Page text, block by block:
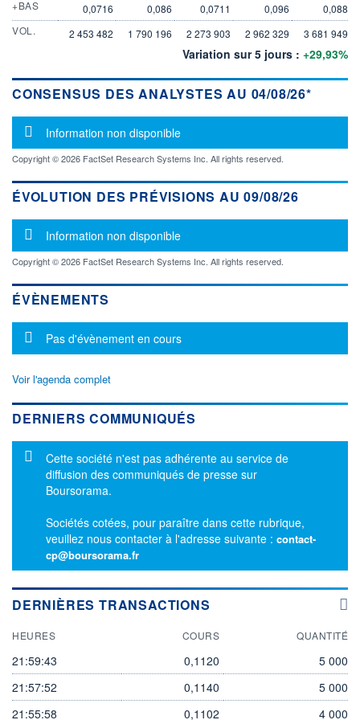
+BAS
0,0716 0,086 0,0711 0,096
0,088
VOL.
2 453 482 1 790 196 2 273 903 2 962 329 3 681 949
Variation sur 5 jours : +29,93%
CONSENSUS DES ANALYSTES AU 04/08/26*
Message d'information
Information non disponible
Copyright © 2026 FactSet Research Systems Inc. All rights reserved.
ÉVOLUTION DES PRÉVISIONS AU 09/08/26
Message d'information
Information non disponible
Copyright © 2026 FactSet Research Systems Inc. All rights reserved.
ÉVÈNEMENTS
Message d'information
Pas d'évènement en cours
Voir l'agenda complet
DERNIERS COMMUNIQUÉS
Message d'information
Cette société n'est pas adhérente au service de
diffusion des communiqués de presse sur
Boursorama.
Sociétés cotées, pour paraître dans cette rubrique,
veuillez nous contacter à l'adresse suivante : contact-
cp@boursorama.fr
DERNIÈRES TRANSACTIONS
HEURES COURS QUANTITÉ
21:59:43 0,1120
5 000
21:57:52
0,1140
5 000
21:55:58
0,1102 4 000